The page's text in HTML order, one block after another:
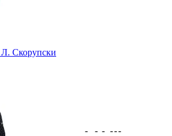
Л. Скорупски
- - - ---